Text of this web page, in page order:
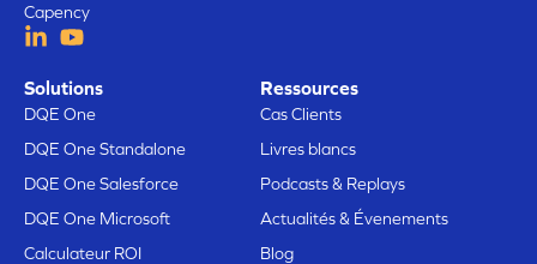
Capency
Solutions
DQE One
DQE One Standalone
DQE One Salesforce
DQE One Microsoft
Calculateur ROI
Ressources
Cas Clients
Livres blancs
Podcasts & Replays
Actualités & Évenements
Blog